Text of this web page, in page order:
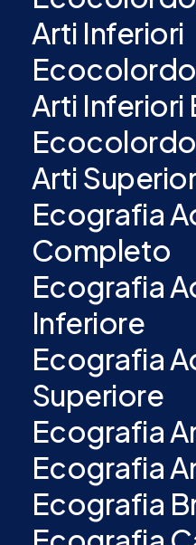
Arti Inferiori
Arti Inferiori
Arti
Ecografia
Completo
Ecografia
Inferiore
Ecografia
Superiore
Ecografia
Ecografia
Ecografia